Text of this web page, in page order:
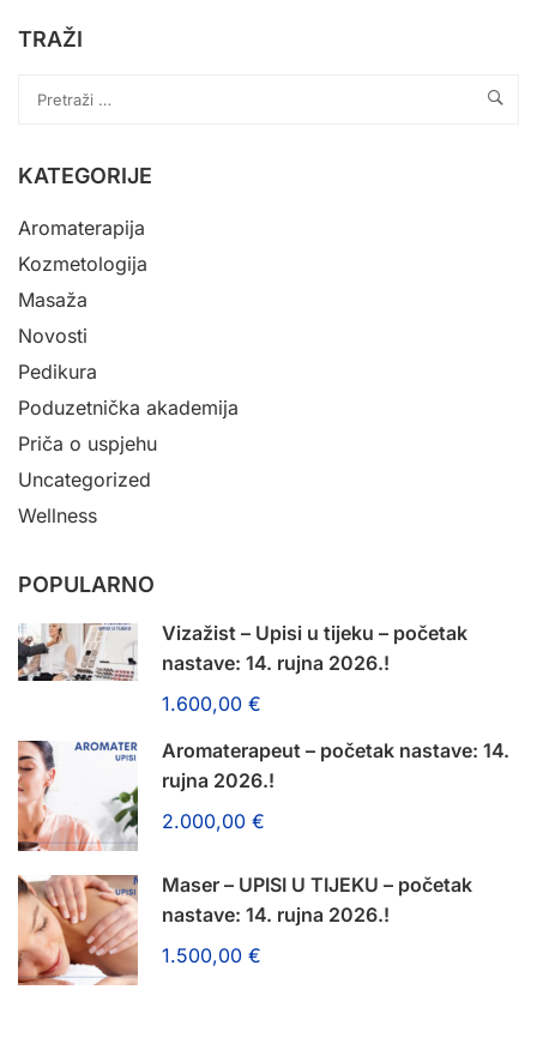
TRAŽI
KATEGORIJE
Aromaterapija
Kozmetologija
Masaža
Novosti
Pedikura
Poduzetnička akademija
Priča o uspjehu
Uncategorized
Wellness
POPULARNO
Vizažist – Upisi u tijeku – početak
nastave: 14. rujna 2026.!
1.600,00 €
Aromaterapeut – početak nastave: 14.
rujna 2026.!
2.000,00 €
Maser – UPISI U TIJEKU – početak
nastave: 14. rujna 2026.!
1.500,00 €